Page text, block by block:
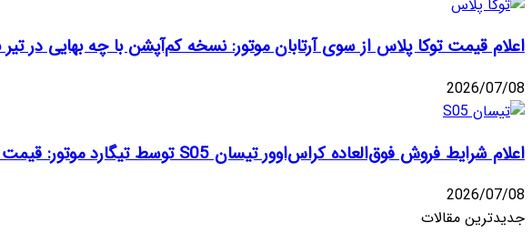
اعلام قیمت توکا پلاس از سوی آرتابان موتور: نسخه کم‌آپشن با چه بهایی در تیر ۱۴۰۵ عرضه می‌شود؟
2026/07/08
اعلام شرایط فروش فوق‌العاده کراس‌اوور تیسان S05 توسط تیگارد موتور: قیمت قطعی و جزئیات اقساطی تیر ۱۴۰۵
2026/07/08
جدیدترین مقالات